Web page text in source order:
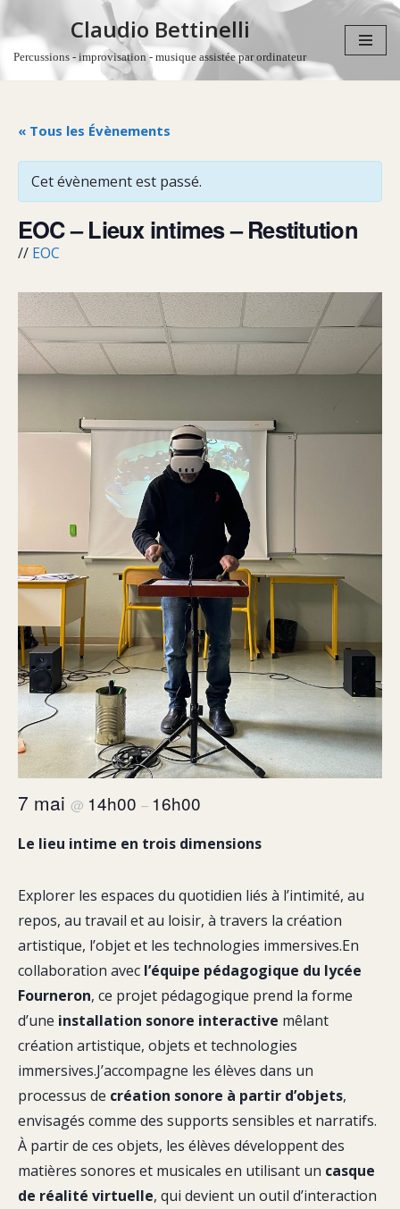
Aller
Claudio Bettinelli
Percussions - improvisation - musique assistée par ordinateur
« Tous les Évènements
Cet évènement est passé.
EOC – Lieux intimes – Restitution
// EOC
7 mai @ 14h00 – 16h00
Le lieu intime en trois dimensions
Explorer les espaces du quotidien liés à l’intimité, au
repos, au travail et au loisir, à travers la création
artistique, l’objet et les technologies immersives.En
collaboration avec l’équipe pédagogique du lycée
Fourneron, ce projet pédagogique prend la forme
d’une installation sonore interactive mêlant
création artistique, objets et technologies
immersives.J’accompagne les élèves dans un
processus de création sonore à partir d’objets,
envisagés comme des supports sensibles et narratifs.
À partir de ces objets, les élèves développent des
matières sonores et musicales en utilisant un casque
de réalité virtuelle, qui devient un outil d’interaction